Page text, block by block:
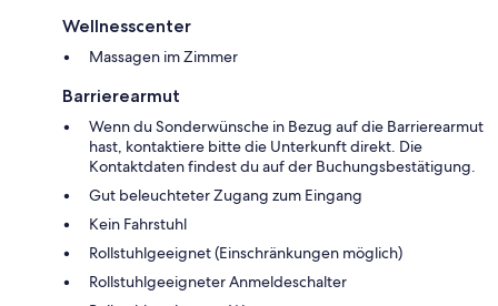
Wellnesscenter
Massagen im Zimmer
Barrierearmut
Wenn du Sonderwünsche in Bezug auf die Barrierearmut
hast, kontaktiere bitte die Unterkunft direkt. Die
Kontaktdaten findest du auf der Buchungsbestätigung.
Gut beleuchteter Zugang zum Eingang
Kein Fahrstuhl
Rollstuhlgeeignet (Einschränkungen möglich)
Rollstuhlgeeigneter Anmeldeschalter